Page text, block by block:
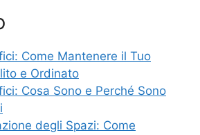
Come Mantenere il Tuo
e Ordinato
Cosa Sono e Perché Sono
degli Spazi: Come